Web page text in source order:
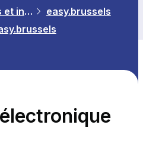
Administrations et institutions de la région
easy.brussels